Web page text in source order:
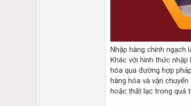
Nhập hàng chính ngạch
Khác với hình thức nhập
hóa qua đường hợp
hàng hóa và vận
hoặc thất lạc trong quá